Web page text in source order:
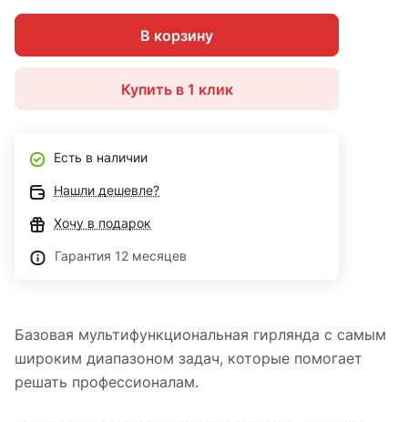
В корзину
Купить в 1 клик
Есть в наличии
Нашли дешевле?
Хочу в подарок
Гарантия 12 месяцев
Базовая мультифункциональная гирлянда с самым
широким диапазоном задач, которые помогает
решать профессионалам.